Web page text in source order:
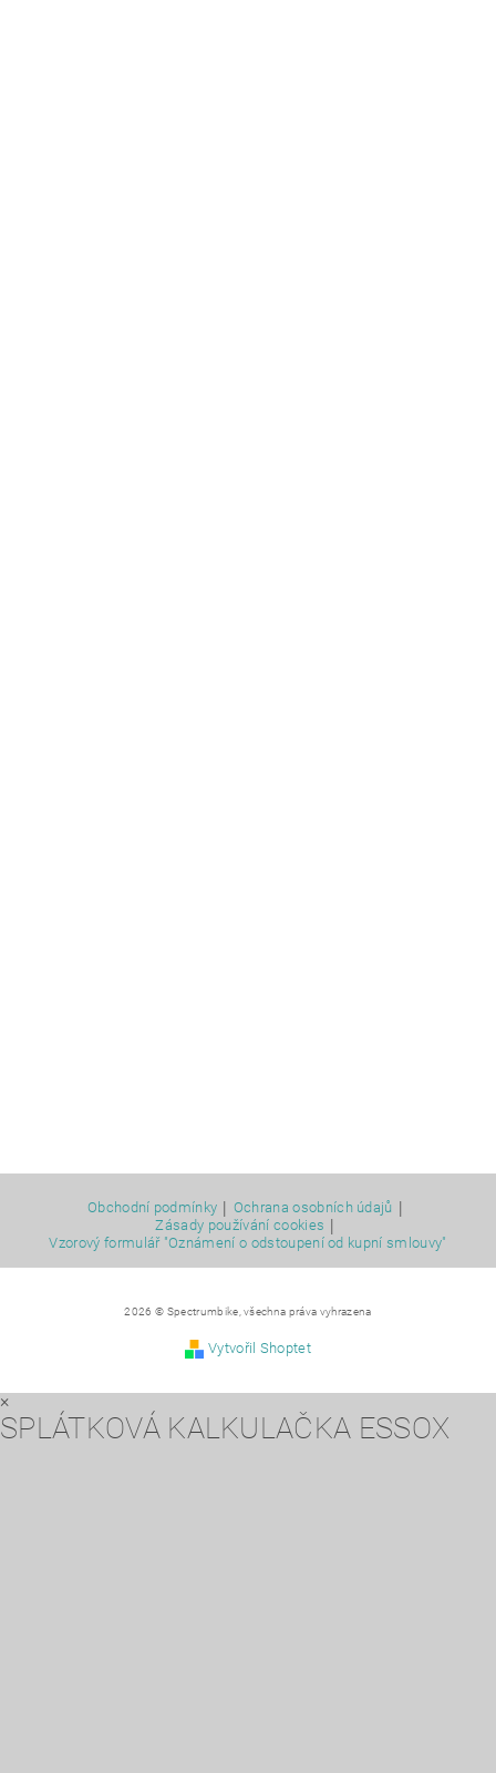
Obchodní podmínky | Ochrana osobních údajů |
Zásady používání cookies |
Vzorový formulář "Oznámení o odstoupení od kupní smlouvy"
2026 © Spectrumbike, všechna práva vyhrazena
Vytvořil Shoptet
×
SPLÁTKOVÁ KALKULAČKA ESSOX